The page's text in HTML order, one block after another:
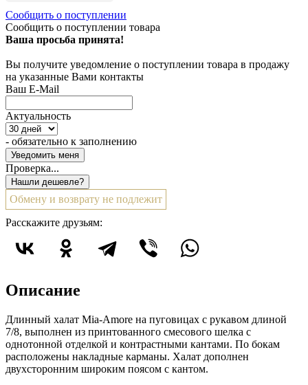
Сообщить о поступлении
Сообщить о поступлении товара
Ваша просьба принята!
Вы получите уведомление о поступлении товара в продажу
на указанные Вами контакты
Ваш E-Mail
Актуальность
- обязательно к заполнению
Проверка...
Обмену и возврату не подлежит
Расскажите друзьям:
Описание
Длинный халат Mia-Amore на пуговицах с рукавом длиной
7/8, выполнен из принтованного смесового шелка с
однотонной отделкой и контрастными кантами. По бокам
расположены накладные карманы. Халат дополнен
двухсторонним широким поясом с кантом.